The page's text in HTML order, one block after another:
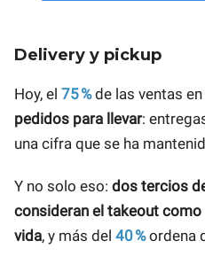
Delivery y pickup
Hoy, el 75 % de las ventas
pedidos para llevar:
una cifra que se ha
Y no solo eso: dos tercios
consideran el takeout
vida, y más del 40 %ordena